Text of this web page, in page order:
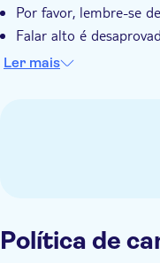
Por favor, lembre-se
Falar alto é
estridentes
não ser verdade em
escola. Se você quer
Ler mais
Política de